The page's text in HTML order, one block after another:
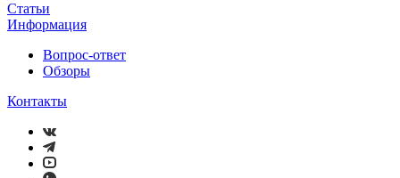
Статьи
Информация
Вопрос-ответ
Обзоры
Контакты